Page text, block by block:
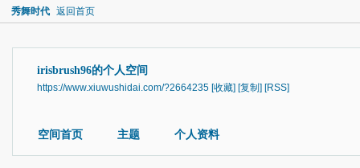
秀舞时代 返回首页
irisbrush96的个人空间
https://www.xiuwushidai.com/?2664235 [收藏] [复制] [RSS]
空间首页 主题 个人资料